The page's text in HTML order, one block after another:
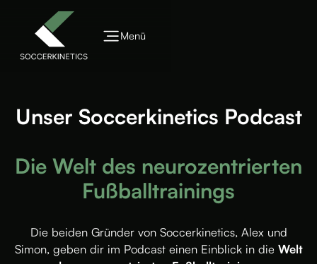
Menü
Unser Soccerkinetics Podcast
Die Welt des neurozentrierten
Fußballtrainings
Die beiden Gründer von Soccerkinetics, Alex und
Simon, geben dir im Podcast einen Einblick in die Welt